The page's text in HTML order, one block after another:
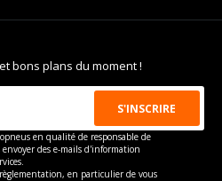
bons plans du moment !
en qualité de responsable de
des e-mails d'information
en particulier de vous